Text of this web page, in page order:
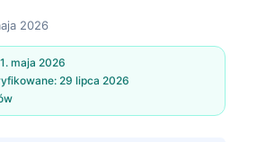
2026
maja 2026
29 lipca 2026